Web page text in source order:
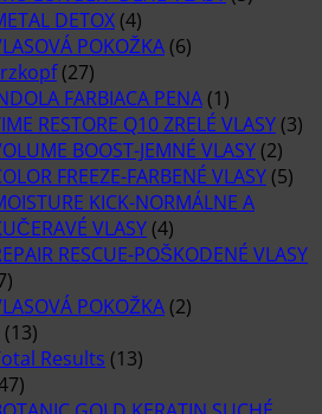
DETOX (4)
POKOŽKA (6)
(27)
FARBIACA PENA (1)
RESTORE Q10 ZRELÉ VLASY (3)
BOOST-JEMNÉ VLASY (2)
FREEZE-FARBENÉ VLASY (5)
KICK-NORMÁLNE A
VLASY (4)
RESCUE-POŠKODENÉ VLASY
POKOŽKA (2)
(13)
Results (13)